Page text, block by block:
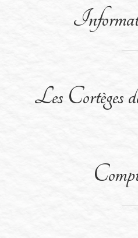
Les Cortèges